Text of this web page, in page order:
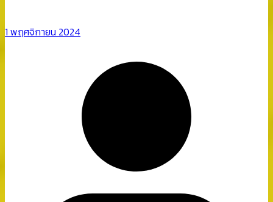
1 พฤศจิกายน 2024